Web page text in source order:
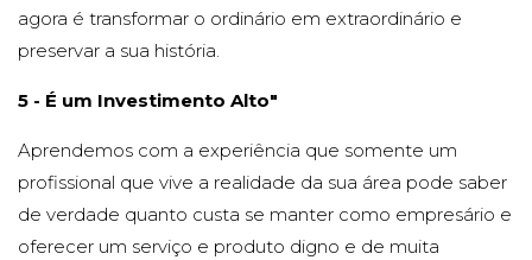
agora é transformar o ordinário em extraordinário e
preservar a sua história.
5 - É um Investimento Alto"
Aprendemos com a experiência que somente um
profissional que vive a realidade da sua área pode saber
de verdade quanto custa se manter como empresário e
oferecer um serviço e produto digno e de muita